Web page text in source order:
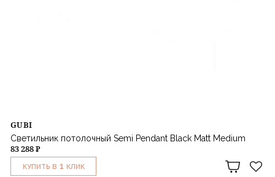
GUBI
Светильник потолочный Semi Pendant Black Matt Medium
83 288 ₽
КУПИТЬ В 1 КЛИК